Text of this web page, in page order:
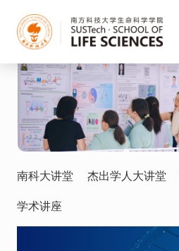
南科大讲堂 杰出学人大讲堂
学术讲座